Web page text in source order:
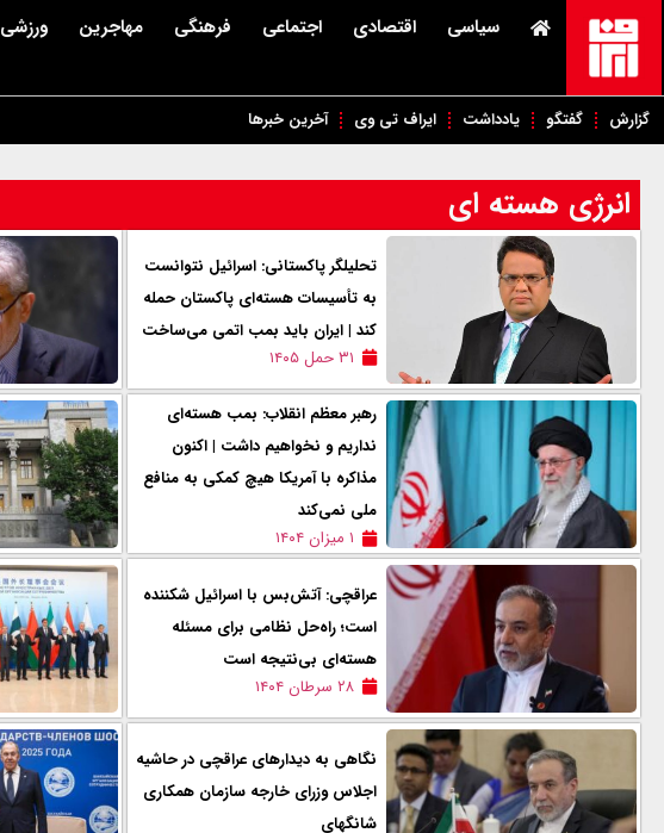
سیاسی اقتصادی اجتماعی فرهنگی مهاجرین ورزشی
گزارش گفتگو یادداشت ایراف تی وی آخرین خبرها
انرژی هسته ای
تحلیلگر پاکستانی: اسرائیل نتوانست
به تأسیسات هسته‌ای پاکستان حمله
کند | ایران باید بمب اتمی می‌ساخت
۳۱ حمل ۱۴۰۵
رهبر معظم انقلاب: بمب هسته‌ای
نداریم و نخواهیم داشت | اکنون
مذاکره با آمریکا هیچ کمکی به منافع
ملی نمی‌کند
۱ میزان ۱۴۰۴
عراقچی: آتش‌بس با اسرائیل شکننده
است؛ راه‌حل نظامی برای مسئله
هسته‌ای بی‌نتیجه است
۲۸ سرطان ۱۴۰۴
نگاهی به دیدارهای عراقچی در حاشیه
اجلاس وزرای خارجه سازمان همکاری‌
شانگهای